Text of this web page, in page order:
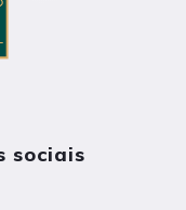
sociais